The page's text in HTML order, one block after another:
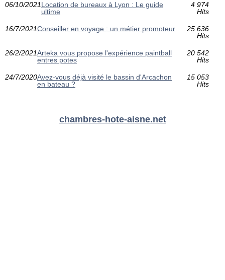
06/10/2021Location de bureaux à Lyon : Le guide
ultime
4 974
Hits
16/7/2021Conseiller en voyage : un métier promoteur
25 636
Hits
26/2/2021Arteka vous propose l'expérience paintball
entres potes
20 542
Hits
24/7/2020Avez-vous déjà visité le bassin d'Arcachon
en bateau ?
15 053
Hits
chambres-hote-aisne.net